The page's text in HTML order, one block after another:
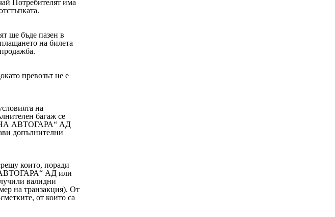
Потребителят има
ще бъде пазен в
на билета
превозът не е
на
багаж се
АВТОГАРА“ АД
допълнителни
които, поради
АВТОГАРА“ АД или
валидни
на транзакция). От
от които са